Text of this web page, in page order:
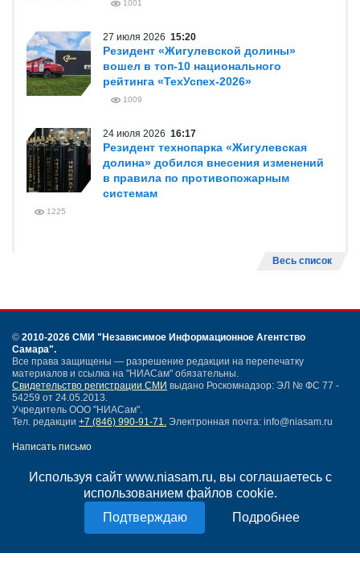
Используя сайт www.niasam.ru, вы соглашаетесь с
использованием файлов cookie.
Подробнее
1001
27 июля 2026 15:20
Резидент «Жигулевской долины»
вошел в топ-10 национального
рейтинга «ТехУспех-2026»
1009
24 июля 2026 16:17
Резидент технопарка «Жигулевская
долина» добился внесения изменений
в правила по противопожарным
системам
1225
Весь список
© 2010-2026 СМИ "Независимое Информационное Агентство
Самара".
Все права защищены — разрешение редакции на перепечатку
материалов и ссылка на "НИАСам" обязательны.
Свидетельство регистрации СМИ выдано Роскомнадзор: ЭЛ № ФС 77 -
54259 от 24.05.2013.
Учредитель ООО "НИАСам".
Тел. редакции +7 (846) 990-91-71. Электронная почта: info@niasam.ru
Написать письмо
Нашли ошибку?
Политика конфиденциальности
Согласие на обработку персональных данных